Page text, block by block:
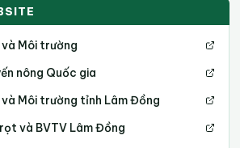
và Môi trường
nông Quốc gia
và Môi trường tỉnh Lâm Đồng
và BVTV Lâm Đồng